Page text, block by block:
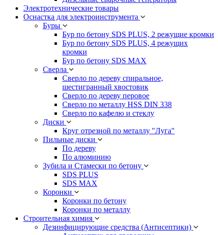
Электротехнические товары
Оснастка для электроинструмента
Буры
Бур по бетону SDS PLUS, 2 режущие кромки
Бур по бетону SDS PLUS, 4 режущих
кромки
Бур по бетону SDS MAX
Сверла
Сверло по дереву спиральное,
шестигранный хвостовик
Сверло по дереву перовое
Сверло по металлу HSS DIN 338
Сверло по кафелю и стеклу
Диски
Круг отрезной по металлу "Луга"
Пильные диски
По дереву
По алюминию
Зубила и Стамески по бетону
SDS PLUS
SDS MAX
Коронки
Коронки по бетону
Коронки по металлу
Строительная химия
Дезинфицирующие средства (Антисептики)